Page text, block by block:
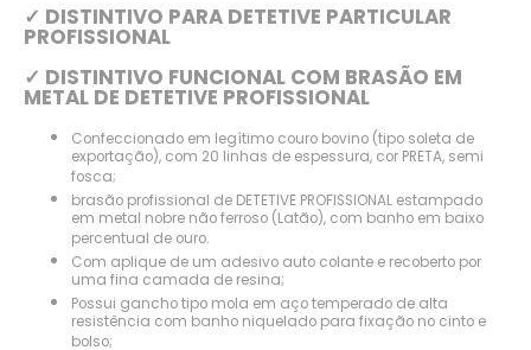
✓ DISTINTIVO PARA DETETIVE PARTICULAR
PROFISSIONAL
✓ DISTINTIVO FUNCIONAL COM BRASÃO EM
METAL DE DETETIVE PROFISSIONAL
Confeccionado em legítimo couro bovino (tipo soleta de
exportação), com 20 linhas de espessura, cor PRETA, semi
fosca;
brasão profissional de DETETIVE PROFISSIONAL estampado
em metal nobre não ferroso (Latão), com banho em baixo
percentual de ouro.
Com aplique de um adesivo auto colante e recoberto por
uma fina camada de resina;
Possui gancho tipo mola em aço temperado de alta
resistência com banho niquelado para fixação no cinto e
bolso;